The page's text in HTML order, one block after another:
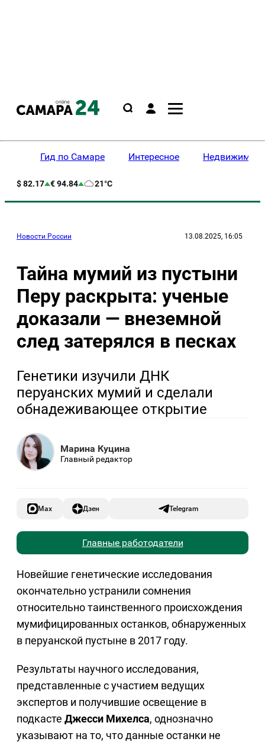
Гид по Самаре Интересное
$ 82.17 € 94.84 21°C
Новости России 13.08.2025, 16:05
Тайна мумий из пустыни
Перу раскрыта: ученые
доказали — внеземной
след затерялся в песках
Генетики изучили ДНК
перуанских мумий и сделали
обнадеживающее открытие
Марина Куцина
Главный редактор
Max Дзен Telegram
Главные работодатели
Новейшие генетические исследования
окончательно устранили сомнения
относительно таинственного происхождения
мумифицированных останков, обнаруженных
в перуанской пустыне в 2017 году.
Результаты научного исследования,
представленные с участием ведущих
экспертов и получившие освещение в
подкасте Джесси Михелса, однозначно
указывают на то, что данные останки не